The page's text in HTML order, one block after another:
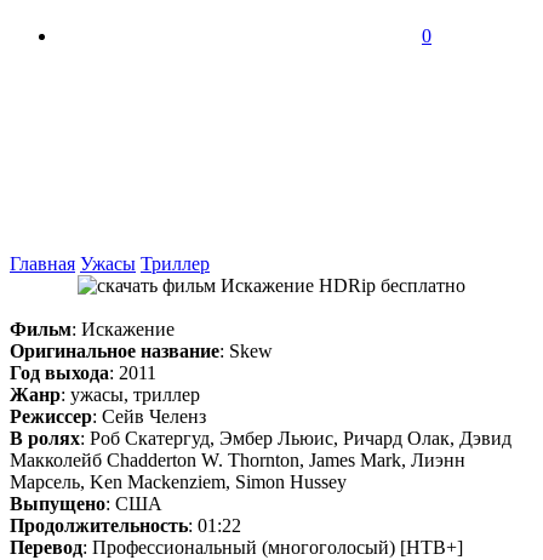
0
Главная Ужасы Триллер
Фильм: Искажение
Оригинальное название: Skew
Год выхода: 2011
Жанр: ужасы, триллер
Режиссер: Сейв Челенз
В ролях: Роб Скатергуд, Эмбер Льюис, Ричард Олак, Дэвид
Макколейб Chadderton W. Thornton, James Mark, Лиэнн
Марсель, Ken Mackenziem, Simon Hussey
Выпущено: США
Продолжительность: 01:22
Перевод: Профессиональный (многоголосый) [НТВ+]